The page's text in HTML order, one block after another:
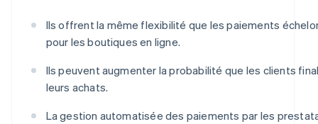
Ils offrent la même flexibilité que les paiements
pour les boutiques en ligne.
Ils peuvent augmenter la probabilité que les clients
leurs achats.
La gestion automatisée des paiements par les